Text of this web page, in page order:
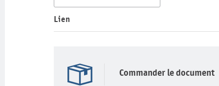
Lien
Commander le document